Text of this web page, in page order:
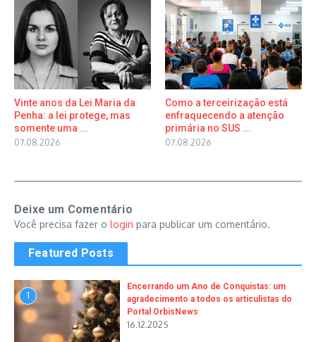
Vinte anos da Lei Maria da
Penha: a lei protege, mas
somente uma ...
07.08.2026
Como a terceirização está
enfraquecendo a atenção
primária no SUS ...
07.08.2026
Deixe um Comentário
Você precisa fazer o login para publicar um comentário.
Featured Posts
1
Encerrando um Ano de Conquistas: um
agradecimento a todos os articulistas do
Portal OrbisNews
16.12.2025